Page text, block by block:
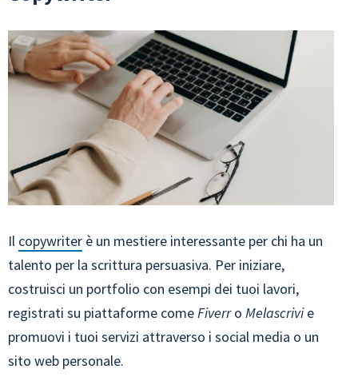
Il copywriter è un mestiere interessante per chi ha un
talento per la scrittura persuasiva. Per iniziare,
costruisci un portfolio con esempi dei tuoi lavori,
registrati su piattaforme comeFiverro Melascrivie
promuovi i tuoi servizi attraverso i social media o un
sito web personale.